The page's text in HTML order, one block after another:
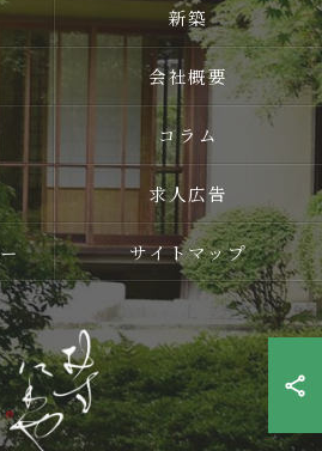
新築
会社概要
コラム
求人広告
サイトマップ